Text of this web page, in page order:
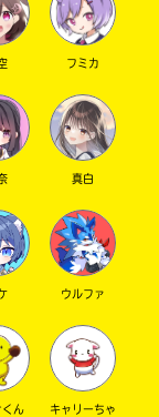
フミカ
真白
ウルファ
くん
キャリーちゃ